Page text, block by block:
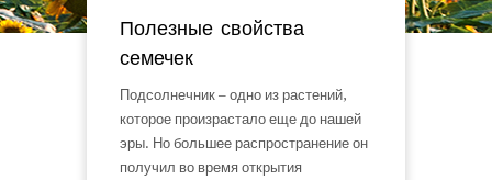
Полезные свойства
семечек
Подсолнечник – одно из растений,
которое произрастало еще до нашей
эры. Но большее распространение он
получил во время открытия